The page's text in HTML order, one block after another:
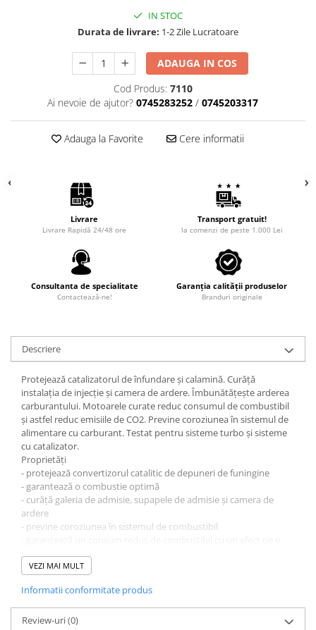
IN STOC
Durata de livrare: 1-2 Zile Lucratoare
ADAUGA IN COS
Cod Produs: 7110
Ai nevoie de ajutor? 0745283252 / 0745203317
Adauga la Favorite Cere informatii
Livrare
Livrare Rapidă 24/48 ore
Transport gratuit!
la comenzi de peste 1.000 Lei
Consultanta de specialitate
Contactează-ne!
Garanția calității produselor
Branduri originale
Descriere
Protejează catalizatorul de înfundare şi calamină. Curăţă
instalaţia de injecţie şi camera de ardere. Îmbunătăţeşte arderea
carburantului. Motoarele curate reduc consumul de combustibil
şi astfel reduc emisiile de CO2. Previne coroziunea în sistemul de
alimentare cu carburant. Testat pentru sisteme turbo şi sisteme
cu catalizator.
Proprietăți
- protejează convertizorul catalitic de depuneri de funingine
- garantează o combustie optimă
- curăță galeria de admisie, supapele de admisie și camera de
ardere
- previne coroziunea în sistemul de combustibil
durată de timp îndelungată
- îmbunătățește combustia
- testat pentru turbocompresoare și catalizatoare
Caracteristici tehnice:
Bază Combinaţie de aditivi în lichid
VEZI MAI MULT
Informatii conformitate produs
Review-uri(0)